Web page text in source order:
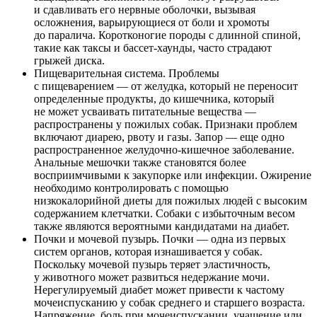
и сдавливать его нервные оболочки, вызывая
осложнения, варьирующиеся от боли и хромоты
до паралича. Коротконогие породы с длинной спиной,
такие как таксы и бассет-хаунды, часто страдают
грыжей диска.
Пищеварительная система. Проблемы
с пищеварением — от желудка, который не переносит
определенные продукты, до кишечника, который
не может усваивать питательные вещества —
распространены у пожилых собак. Признаки проблем
включают диарею, рвоту и газы. Запор — еще одно
распространенное желудочно-кишечное заболевание.
Анальные мешочки также становятся более
восприимчивыми к закупорке или инфекции. Ожирение
необходимо контролировать с помощью
низкокалорийной диеты для пожилых людей с высоким
содержанием клетчатки. Собаки с избыточным весом
также являются вероятными кандидатами на диабет.
Почки и мочевой пузырь. Почки — одна из первых
систем органов, которая изнашивается у собак.
Поскольку мочевой пузырь теряет эластичность,
у животного может развиться недержание мочи.
Нерегулируемый диабет может привести к частому
мочеиспусканию у собак среднего и старшего возраста.